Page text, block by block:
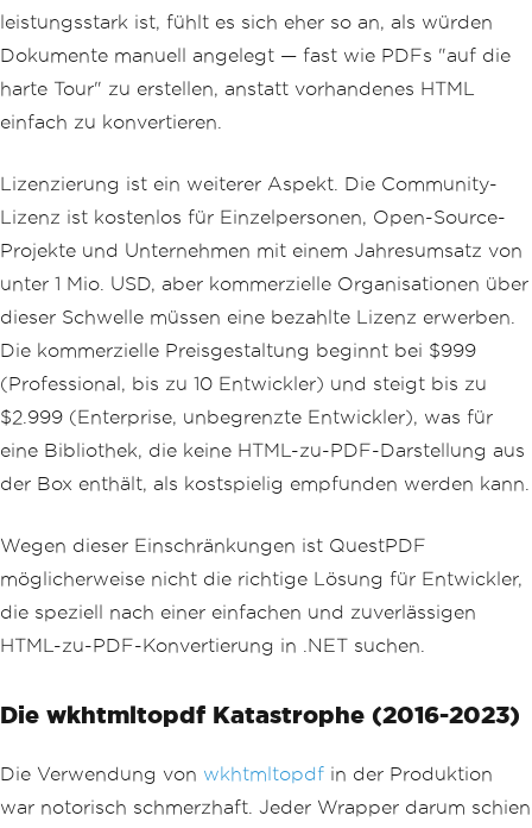
leistungsstark ist, fühlt es sich eher so an, als würden
Dokumente manuell angelegt — fast wie PDFs "auf die
harte Tour" zu erstellen, anstatt vorhandenes HTML
einfach zu konvertieren.
Lizenzierung ist ein weiterer Aspekt. Die Community-
Lizenz ist kostenlos für Einzelpersonen, Open-Source-
Projekte und Unternehmen mit einem Jahresumsatz von
unter 1 Mio. USD, aber kommerzielle Organisationen über
dieser Schwelle müssen eine bezahlte Lizenz erwerben.
Die kommerzielle Preisgestaltung beginnt bei $999
(Professional, bis zu 10 Entwickler) und steigt bis zu
$2.999 (Enterprise, unbegrenzte Entwickler), was für
eine Bibliothek, die keine HTML-zu-PDF-Darstellung aus
der Box enthält, als kostspielig empfunden werden kann.
Wegen dieser Einschränkungen ist QuestPDF
möglicherweise nicht die richtige Lösung für Entwickler,
die speziell nach einer einfachen und zuverlässigen
HTML-zu-PDF-Konvertierung in .NET suchen.
Die wkhtmltopdf Katastrophe (2016-2023)
Die Verwendung von wkhtmltopdf in der Produktion
war notorisch schmerzhaft. Jeder Wrapper darum schien